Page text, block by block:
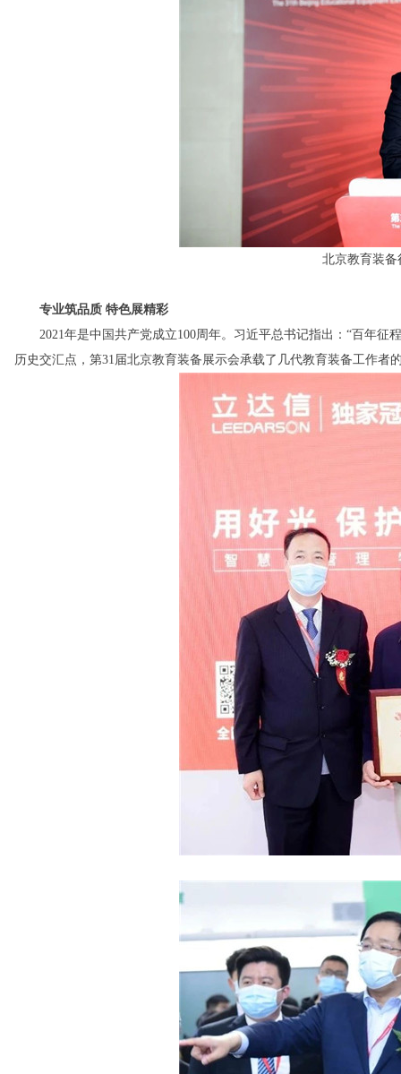
北京教育装
专业筑品质 特色展精彩
2021年是中国共产党成立100周年。习近平总书记指出：“百年征
历史交汇点，第31届北京教育装备展示会承载了几代教育装备工作者